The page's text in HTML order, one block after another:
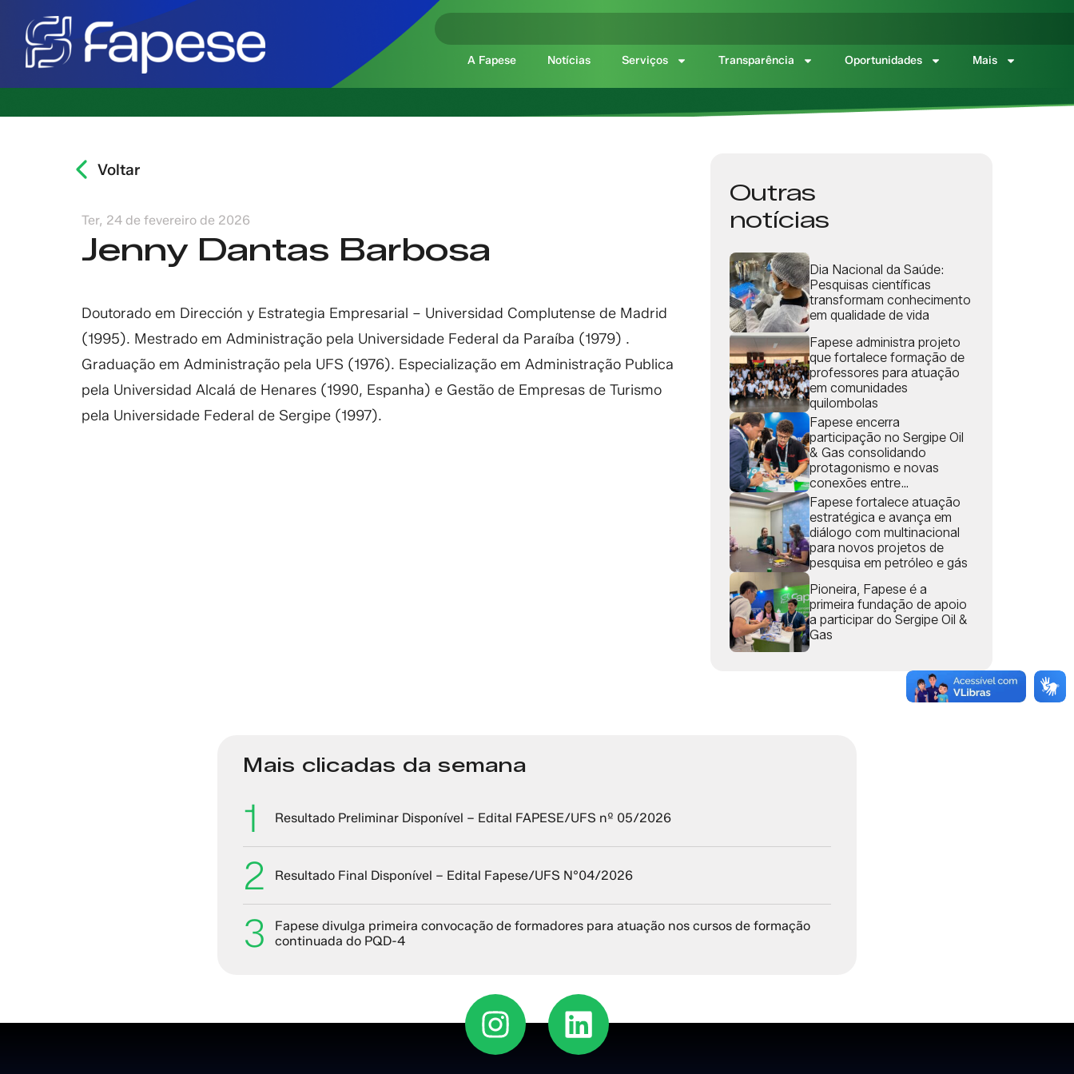
A Fapese Notícias Serviços Transparência Oportunidades Mais
Voltar
Ter, 24 de fevereiro de 2026
Jenny Dantas Barbosa
Doutorado em Dirección y Estrategia Empresarial – Universidad Complutense de Madrid
(1995). Mestrado em Administração pela Universidade Federal da Paraíba (1979) .
Graduação em Administração pela UFS (1976). Especialização em Administração Publica
pela Universidad Alcalá de Henares (1990, Espanha) e Gestão de Empresas de Turismo
pela Universidade Federal de Sergipe (1997).
Outras
notícias
Dia Nacional da Saúde:
Pesquisas científicas
transformam conhecimento
em qualidade de vida
Fapese administra projeto
que fortalece formação de
professores para atuação
em comunidades
quilombolas
Fapese encerra
participação no Sergipe Oil
& Gas consolidando
protagonismo e novas
conexões entre
universidade e setor
produtivo
Fapese fortalece atuação
estratégica e avança em
diálogo com multinacional
para novos projetos de
pesquisa em petróleo e gás
Pioneira, Fapese é a
primeira fundação de apoio
a participar do Sergipe Oil &
Gas
Mais clicadas da semana
1 Resultado Preliminar Disponível – Edital FAPESE/UFS nº 05/2026
2 Resultado Final Disponível – Edital Fapese/UFS N°04/2026
3
Fapese divulga primeira convocação de formadores para atuação nos cursos de formação
continuada do PQD-4